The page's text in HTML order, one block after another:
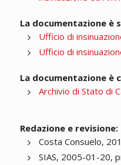
La documentazione
Ufficio di
Ufficio di
La documentazione è
Archivio di Stato di
Redazione e revisione:
Costa Consuelo,
SIAS, 2005-01-20,